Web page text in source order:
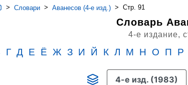
> Словари > Аванесов (4-е изд.) > Стр. 91
Словарь
4-е издание,
Г Д Е Ё Ж З И Й К Л М Н О П Р
4-е изд. (1983)